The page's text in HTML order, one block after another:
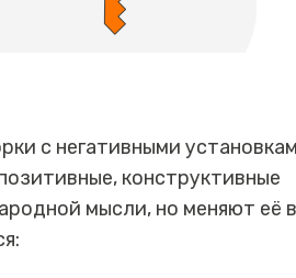
с негативными
конструктивные
мысли, но меняют её